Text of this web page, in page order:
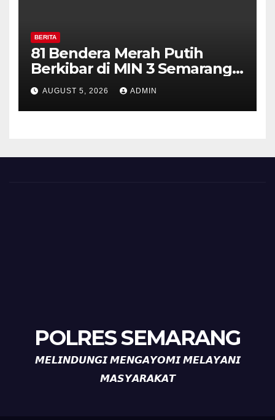
BERITA
81 Bendera Merah Putih
Berkibar di MIN 3 Semarang,
Bhabinkamtibmas Desa
Timpik Hadiri Peringatan
HUT ke-81 Kemerdekaan RI
AUGUST 5, 2026 ADMIN
POLRES SEMARANG
𝙈𝙀𝙇𝙄𝙉𝘿𝙐𝙉𝙂𝙄 𝙈𝙀𝙉𝙂𝘼𝙔𝙊𝙈𝙄 𝙈𝙀𝙇𝘼𝙔𝘼𝙉𝙄
𝙈𝘼𝙎𝙔𝘼𝙍𝘼𝙆𝘼𝙏